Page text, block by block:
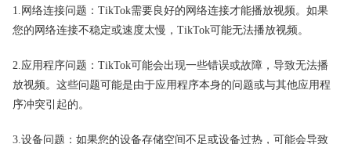
1.网络连接问题：TikTok需要良好的网络连接才能播放视频。如果
您的网络连接不稳定或速度太慢，TikTok可能无法播放视频。
2.应用程序问题：TikTok可能会出现一些错误或故障，导致无法播
放视频。这些问题可能是由于应用程序本身的问题或与其他应用程
序冲突引起的。
3.设备问题：如果您的设备存储空间不足或设备过热，可能会导致